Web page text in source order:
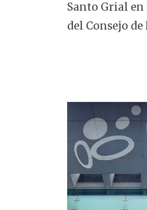
Santo Grial
del Consejo